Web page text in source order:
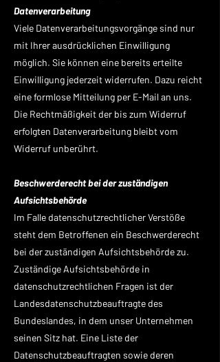
Datenverarbeitung
Viele Datenverarbeitungsvorgänge sind nur
mit Ihrer ausdrücklichen Einwilligung
möglich. Sie können eine bereits erteilte
Einwilligung jederzeit widerrufen. Dazu reicht
eine formlose Mitteilung per E-Mail an uns.
Die Rechtmäßigkeit der bis zum Widerruf
erfolgten Datenverarbeitung bleibt vom
Widerruf unberührt.
Beschwerderecht bei der zuständigen
Aufsichtsbehörde
Im Falle datenschutzrechtlicher Verstöße
steht dem Betroffenen ein Beschwerderecht
bei der zuständigen Aufsichtsbehörde zu.
Zuständige Aufsichtsbehörde in
datenschutzrechtlichen Fragen ist der
Landesdatenschutzbeauftragte des
Bundeslandes, in dem unser Unternehmen
seinen Sitz hat. Eine Liste der
Datenschutzbeauftragten sowie deren